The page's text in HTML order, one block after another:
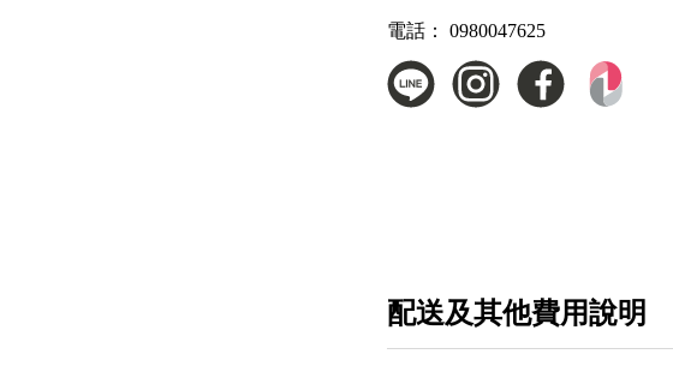
電話： 0980047625
配送及其他費用說明